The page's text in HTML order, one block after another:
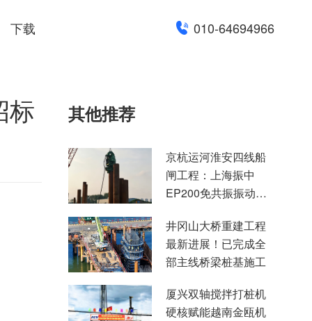
下载 010-64694966
标 其他推荐
京杭运河淮安四线船
闸工程：上海振中
EP200免共振振动锤
点项目建设
井冈山大桥重建工程
最新进展！已完成全
部主线桥梁桩基施工
厦兴双轴搅拌打桩机
硬核赋能越南金瓯机